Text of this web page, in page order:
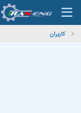
کاربران